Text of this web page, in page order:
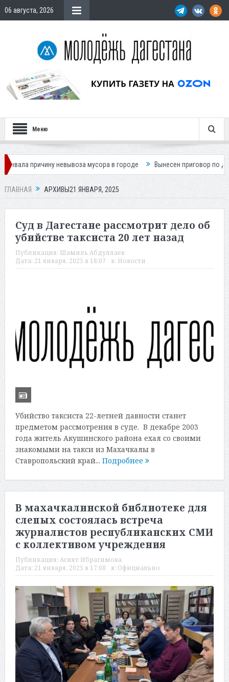
06 августа, 2026
Меню
невывоза мусора в городе Вынесен приговор по делу о гибели
ГЛАВНАЯ АРХИВЫ21 ЯНВАРЯ, 2025
Суд в Дагестане рассмотрит дело об
убийстве таксиста 20 лет назад
Публикация: Шамиль Абдуллаев
Дата: 21 января, 2025 в 18:07 в: Новости
Убийство таксиста 22-летней давности станет
предметом рассмотрения в суде. В декабре 2003
года житель Акушинского района ехал со своими
знакомыми на такси из Махачкалы в
Ставропольский край... Подробнее
В махачкалинской библиотеке для
слепых состоялась встреча
журналистов республиканских СМИ
с коллективом учреждения
Публикация: Асият Ибрагимова
Дата: 21 января, 2025 в 17:08 в: Официально